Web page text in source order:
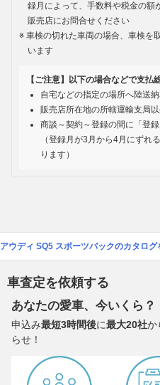
録月によって、手数料や税金の額
販売店にお問合せください
車検の切れた車両の場合、車検を
います
【ご注意】以下の場合などで支払
自宅などの指定の場所へ陸送
販売店所在地の所轄運輸支局
商談～契約～登録の間に「登
（登録月が3月から4月にずれ
ります）
アウディ SQ5 スポーツバックのカタログ
車査定を依頼する
あなたの愛車、今いくら？
申込み最短3時間後に最大20社か
らせ！